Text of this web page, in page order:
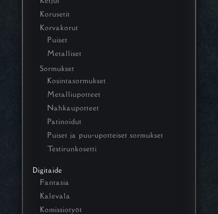
Korusetit
Korvakorut
Puiset
Metalliset
Sormukset
Kosintasormukset
Metalliupotteet
Nahkaupotteet
Patinoidut
Puiset ja puu-upotteiset sormukset
Testirunkosetti
Digitaide
Fantasia
Kalevala
Komissiotyöt